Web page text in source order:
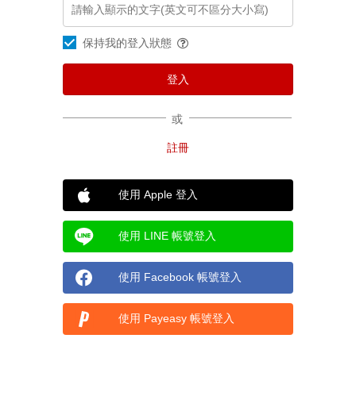
保持我的登入狀態
或
使用 Apple 登入
使用 LINE 帳號登入
使用 Facebook 帳號登入
使用 Payeasy 帳號登入